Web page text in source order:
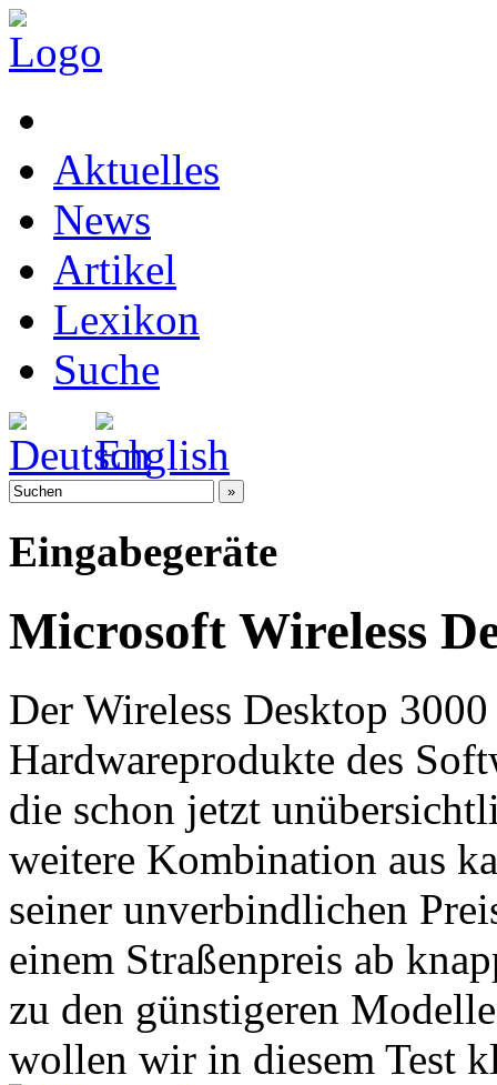
Aktuelles
News
Artikel
Lexikon
Suche
Eingabegeräte
Microsoft Wireless
Der Wireless Desktop
Hardwareprodukte des
die schon jetzt
weitere Kombination aus
seiner unverbindlichen
einem Straßenpreis ab
zu den günstigeren
wollen wir in diesem Test